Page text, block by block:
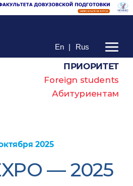
En | Rus
ПРИОРИТЕТ
Foreign students
Абитуриентам
2025
— 2025